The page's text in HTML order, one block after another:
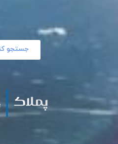
جستجو